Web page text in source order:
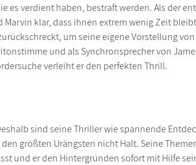
es verdient haben, bestraft werden. Als der
klar, dass ihnen extrem wenig Zeit
um seine eigene Vorstellung
und als Synchronsprecher von
verleiht er den perfekten Thrill.
sind seine Thriller wie spannende
größten Urängsten nicht Halt. Seine
und er den Hintergründen sofort mit Hilfe